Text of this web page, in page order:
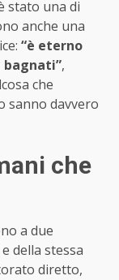
stato una di
anche una
“è eterno
bagnati”,
che
sanno davvero
che
a due
della stessa
diretto,